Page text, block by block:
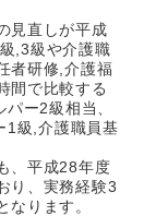
見直しが平成
,3級や介護職
者研修,介護福
間で比較する
ー2級相当、
1級,介護職員基
、平成28年度
り、実務経験3
ります。